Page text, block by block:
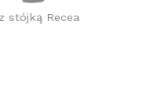
stójką Recea